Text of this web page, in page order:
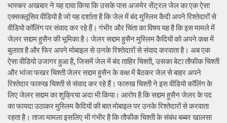
भास्कर अखबार ने यह दावा किया कि उसके पास अजमेर सेंट्रल जेल का एक ऐसा
एक्सक्लूसिव वीडियो है जो यह दर्शाता है कि जेल में बंद मुस्लिम कैदी अपने रिश्तेदारों से
वीडियो कॉलिंग पर संवाद कर रहे हैं। गंभीर और चिंता का विषय यह है कि इस मामले में
जेलर सद्दाम हुसैन की भूमिका है। जेलर सद्दाम हुसैन मुस्लिम कैदियों को अपने कक्ष में
बुलाता है और फिर अपने मोबाइल से उनके रिश्तेदारों से संवाद करवाता है। अब एक
ऐसा वीडियो उजागर हुआ है, जिसमें जेल में बंद ताहिर चिश्ती, उसका बेटा तौफीक चिश्ती
और भांजा फखर चिश्ती जेलर सद्दाम हुसैन के कक्ष में बैठकर जेल से बाहर अपने
रिश्तेदार फारुख चिश्ती से संवाद कर रहे हैं। फारुख चिश्ती ने इस वीडियो कॉलिंग के
लिए जेलर सद्दाम का शुक्रिया अदा भी किया। आरोप है कि सद्दाम हुसैन जेलर के पद
का फायदा उठाकर मुस्लिम कैदियों की बात मोबाइल पर उनके रिश्तेदारों से करवाता
रहता है। ताजा मामला इसलिए भी गंभीर है कि तौफीक चिश्ती के संबंध बब्बर खालसा